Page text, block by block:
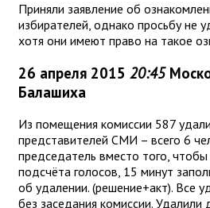
Приняли заявление об
избирателей, однако просьбу не
хотя они имеют право на такое
26 апреля 2015 20:45
Балашиха
Из помещения комиссии 587
представителей СМИ – всего 6
председатель вместо того,
подсчёта голосов, 15 минут
об удалении. (решение+акт). Все
без заседания комиссии. Удалили